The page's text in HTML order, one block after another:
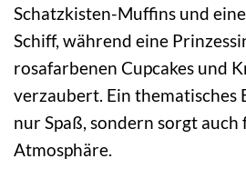
Schatzkisten-Muffins und
Schiff, während eine
rosafarbenen Cupcakes und
verzaubert. Ein thematisches
nur Spaß, sondern sorgt
Atmosphäre.